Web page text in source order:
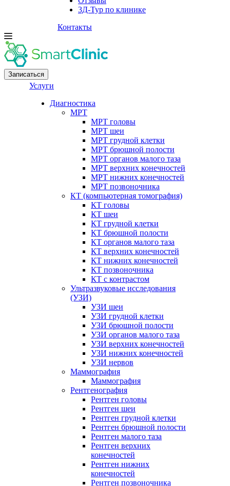
3Д-Тур по клинике
Контакты
Записаться
Услуги
Диагностика
МРТ
МРТ головы
МРТ шеи
МРТ грудной клетки
МРТ брюшной полости
МРТ органов малого таза
МРТ верхних конечностей
МРТ нижних конечностей
МРТ позвоночника
КТ (компьютерная томография)
КТ головы
КТ шеи
КТ грудной клетки
КТ брюшной полости
КТ органов малого таза
КТ верхних конечностей
КТ нижних конечностей
КТ позвоночника
КТ с контрастом
Ультразвуковые исследования
(УЗИ)
УЗИ шеи
УЗИ грудной клетки
УЗИ брюшной полости
УЗИ органов малого таза
УЗИ верхних конечностей
УЗИ нижних конечностей
УЗИ нервов
Маммография
Маммография
Рентгенография
Рентген головы
Рентген шеи
Рентген грудной клетки
Рентген брюшной полости
Рентген малого таза
Рентген верхних
конечностей
Рентген нижних
конечностей
Рентген позвоночника